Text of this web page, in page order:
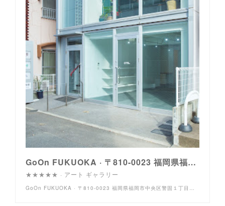
GoOn FUKUOKA · 〒810-0023 福岡県福岡市中央区警固１丁目３−７ 1F
★★★★★ · アート ギャラリー
GoOn FUKUOKA · 〒810-0023 福岡県福岡市中央区警固１丁目３−７ 1F